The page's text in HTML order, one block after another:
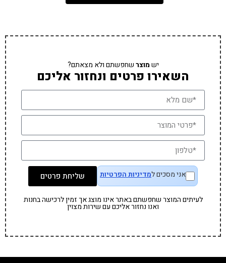
ישמוצרשחפשתם ולא מצאתם?
השאירו פרטים ונחזור אליכם
אני מסכים למדיניות הפרטיות שליחת פרטים
לעיתים המוצר שחפשתם באתר אינו מוצג אך זמין לרכישה בחנות
ואנו נחזור אליכם עם שירות מצוין